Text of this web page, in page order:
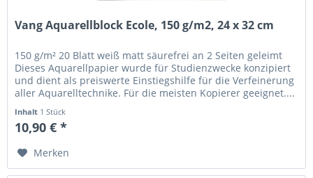
Vang Aquarellblock Ecole, 150 g/m2, 24 x 32 cm
150 g/m² 20 Blatt weiß matt säurefrei an 2 Seiten geleimt
Dieses Aquarellpapier wurde für Studienzwecke konzipiert
und dient als preiswerte Einstiegshilfe für die Verfeinerung
aller Aquarelltechnike. Für die meisten Kopierer geeignet....
Inhalt 1 Stück
10,90 € *
Merken